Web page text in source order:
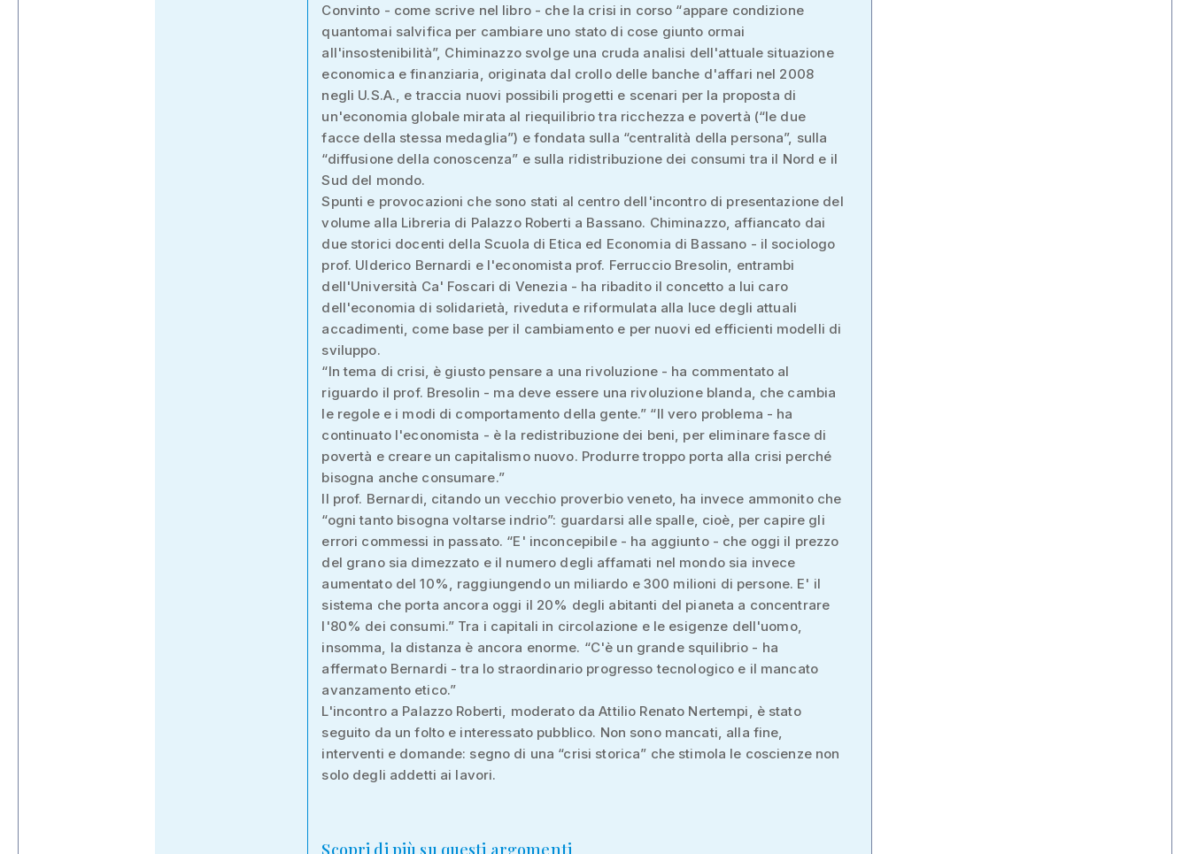
Convinto - come scrive nel libro - che la crisi in corso “appare condizione
quantomai salvifica per cambiare uno stato di cose giunto ormai
all'insostenibilità”, Chiminazzo svolge una cruda analisi dell'attuale situazione
economica e finanziaria, originata dal crollo delle banche d'affari nel 2008
negli U.S.A., e traccia nuovi possibili progetti e scenari per la proposta di
un'economia globale mirata al riequilibrio tra ricchezza e povertà (“le due
facce della stessa medaglia”) e fondata sulla “centralità della persona”, sulla
“diffusione della conoscenza” e sulla ridistribuzione dei consumi tra il Nord e il
Sud del mondo.
Spunti e provocazioni che sono stati al centro dell'incontro di presentazione del
volume alla Libreria di Palazzo Roberti a Bassano. Chiminazzo, affiancato dai
due storici docenti della Scuola di Etica ed Economia di Bassano - il sociologo
prof. Ulderico Bernardi e l'economista prof. Ferruccio Bresolin, entrambi
dell'Università Ca' Foscari di Venezia - ha ribadito il concetto a lui caro
dell'economia di solidarietà, riveduta e riformulata alla luce degli attuali
accadimenti, come base per il cambiamento e per nuovi ed efficienti modelli di
sviluppo.
“In tema di crisi, è giusto pensare a una rivoluzione - ha commentato al
riguardo il prof. Bresolin - ma deve essere una rivoluzione blanda, che cambia
le regole e i modi di comportamento della gente.” “Il vero problema - ha
continuato l'economista - è la redistribuzione dei beni, per eliminare fasce di
povertà e creare un capitalismo nuovo. Produrre troppo porta alla crisi perché
bisogna anche consumare.”
Il prof. Bernardi, citando un vecchio proverbio veneto, ha invece ammonito che
“ogni tanto bisogna voltarse indrio”: guardarsi alle spalle, cioè, per capire gli
errori commessi in passato. “E' inconcepibile - ha aggiunto - che oggi il prezzo
del grano sia dimezzato e il numero degli affamati nel mondo sia invece
aumentato del 10%, raggiungendo un miliardo e 300 milioni di persone. E' il
sistema che porta ancora oggi il 20% degli abitanti del pianeta a concentrare
l'80% dei consumi.” Tra i capitali in circolazione e le esigenze dell'uomo,
insomma, la distanza è ancora enorme. “C'è un grande squilibrio - ha
affermato Bernardi - tra lo straordinario progresso tecnologico e il mancato
avanzamento etico.”
L'incontro a Palazzo Roberti, moderato da Attilio Renato Nertempi, è stato
seguito da un folto e interessato pubblico. Non sono mancati, alla fine,
interventi e domande: segno di una “crisi storica” che stimola le coscienze non
solo degli addetti ai lavori.
Scopri di più su questi argomenti